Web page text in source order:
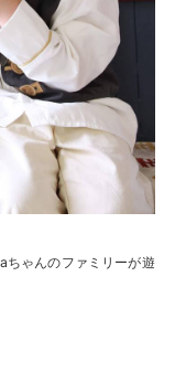
ちゃんのファミリーが遊